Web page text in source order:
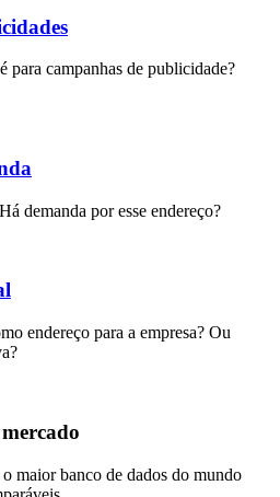
para campanhas de publicidade?
demanda por esse endereço?
endereço para a empresa? Ou
maior banco de dados do mundo